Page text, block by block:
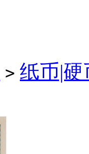
> 纸币|硬